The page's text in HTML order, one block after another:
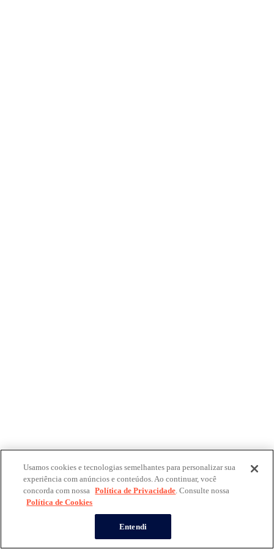
Usamos cookies e tecnologias semelhantes para personalizar sua
experiência com anúncios e conteúdos. Ao continuar, você
concorda com nossa Política de Privacidade. Consulte nossa
Política de Cookies
Entendi